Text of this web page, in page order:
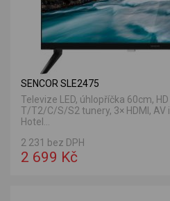
SENCOR SLE2475
Televize LED, úhlopříčka 60cm, HD
T/T2/C/S/S2 tunery, 3× HDMI, AV
Hotel...
2 231 bez DPH
2 699 Kč